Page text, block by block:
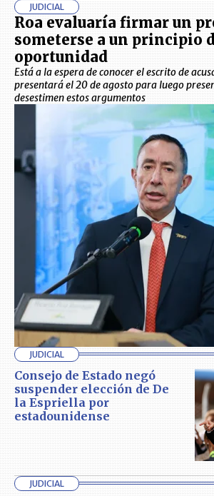
JUDICIAL
Roa evaluaría firmar un
someterse a un principio
oportunidad
Está a la espera de conocer el escrito de
presentará el 20 de agosto para luego
desestimen estos argumentos
JUDICIAL
Consejo de Estado negó
suspender elección de De
la Espriella por
estadounidense
JUDICIAL